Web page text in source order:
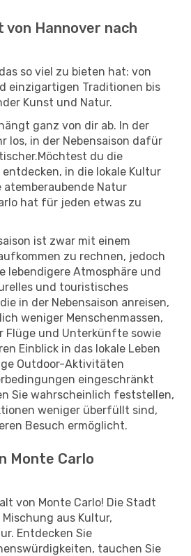
von Hannover nach
so viel zu bieten hat: von
einzigartigen Traditionen bis
Kunst und Natur.
ganz von dir ab. In der
los, in der Nebensaison dafür
du die
in die lokale Kultur
Natur
hat für jeden etwas zu
ist zwar mit einem
zu rechnen, jedoch
lebendigere Atmosphäre und
und touristisches
in der Nebensaison anreisen,
weniger Menschenmassen,
Flüge und Unterkünfte sowie
Einblick in das lokale Leben
Outdoor-Aktivitäten
eingeschränkt
Sie wahrscheinlich feststellen,
weniger überfüllt sind,
Besuch ermöglicht.
Monte Carlo
von Monte Carlo! Die Stadt
aus Kultur,
Entdecken Sie
tauchen Sie